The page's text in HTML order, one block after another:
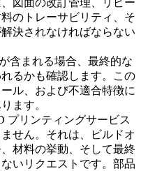
図面の改訂管理、リピー
のトレーサビリティ、そ
決されなければならない
が含まれる場合、最終的な
るかも確認します。この
ル、および不適合特徴に
ます。
プリンティングサービス
せん。それは、ビルドオ
材料の挙動、そして最終
いリクエストです。部品